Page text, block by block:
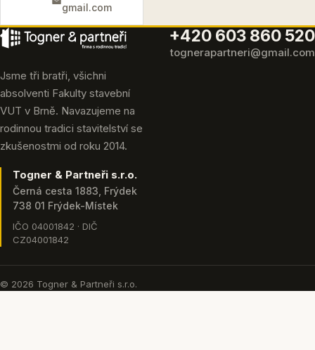
gmail.com
Jsme tři bratři, všichni
absolventi Fakulty stavební
VUT v Brně. Navazujeme na
rodinnou tradici stavitelství se
zkušenostmi od roku 2014.
Togner & Partneři s.r.o.
Černá cesta 1883, Frýdek
738 01 Frýdek-Místek
IČO 04001842 · DIČ
CZ04001842
+420 603 860 520
tognerapartneri@gmail.com
© 2026 Togner & Partneři s.r.o.